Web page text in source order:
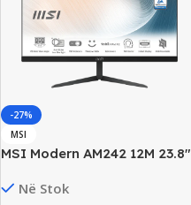
-27%
MSI
MSI Modern AM242 12M 23.8″
Gen12, 8GB DDR4, 512GB SSD
Në Stok